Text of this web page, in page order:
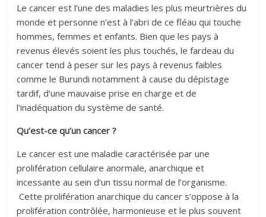
Le cancer est l’une des maladies les plus meurtrières du
monde et personne n’est à l’abri de ce fléau qui touche
hommes, femmes et enfants. Bien que les pays à
revenus élevés soient les plus touchés, le fardeau du
cancer tend à peser sur les pays à revenus faibles
comme le Burundi notamment à cause du dépistage
tardif, d’une mauvaise prise en charge et de
l’inadéquation du système de santé.
Qu’est-ce qu’un cancer ?
Le cancer est une maladie caractérisée par une
prolifération cellulaire anormale, anarchique et
incessante au sein d’un tissu normal de l’organisme.
Cette prolifération anarchique du cancer s’oppose à la
prolifération contrôlée, harmonieuse et le plus souvent